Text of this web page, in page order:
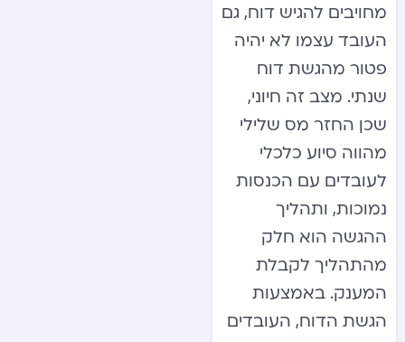
מחויבים להגיש דוח, גם
העובד עצמו לא יהיה
פטור מהגשת דוח
שנתי. מצב זה חיוני,
שכן החזר מס שלילי
מהווה סיוע כלכלי
לעובדים עם הכנסות
נמוכות, ותהליך
ההגשה הוא חלק
מהתהליך לקבלת
המענק. באמצעות
הגשת הדוח, העובדים